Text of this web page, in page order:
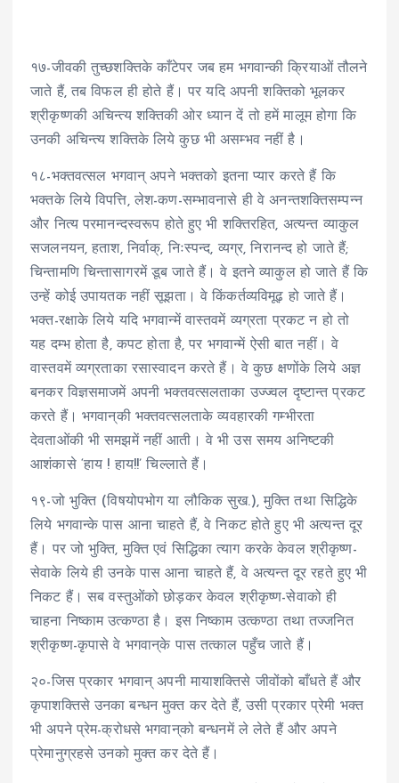
१७-जीवकी तुच्छशक्तिके काँटेपर जब हम भगवान्की क्रियाओं तौलने
जाते हैं, तब विफल ही होते हैं। पर यदि अपनी शक्तिको भूलकर
श्रीकृष्णकी अचिन्त्य शक्तिकी ओर ध्यान दें तो हमें मालूम होगा कि
उनकी अचिन्त्य शक्तिके लिये कुछ भी असम्भव नहीं है।
१८-भक्तवत्सल भगवान् अपने भक्तको इतना प्यार करते हैं कि
भक्तके लिये विपत्ति, लेश-कण-सम्भावनासे ही वे अनन्तशक्तिसम्पन्न
और नित्य परमानन्दस्वरूप होते हुए भी शक्तिरहित, अत्यन्त व्याकुल
सजलनयन, हताश, निर्वाक्, निःस्पन्द, व्यग्र, निरानन्द हो जाते हैं;
चिन्तामणि चिन्तासागरमें डूब जाते हैं। वे इतने व्याकुल हो जाते हैं कि
उन्हें कोई उपायतक नहीं सूझता। वे किंकर्तव्यविमूढ़ हो जाते हैं।
भक्त-रक्षाके लिये यदि भगवान्में वास्तवमें व्यग्रता प्रकट न हो तो
यह दम्भ होता है, कपट होता है, पर भगवान्में ऐसी बात नहीं। वे
वास्तवमें व्यग्रताका रसास्वादन करते हैं। वे कुछ क्षणोंके लिये अज्ञ
बनकर विज्ञसमाजमें अपनी भक्तवत्सलताका उज्ज्वल दृष्टान्त प्रकट
करते हैं। भगवान्‌की भक्तवत्सलताके व्यवहारकी गम्भीरता
देवताओंकी भी समझमें नहीं आती। वे भी उस समय अनिष्टकी
आशंकासे ‘हाय ! हाय!!’ चिल्लाते हैं।
१९-जो भुक्ति (विषयोपभोग या लौकिक सुख.), मुक्ति तथा सिद्धिके
लिये भगवान्के पास आना चाहते हैं, वे निकट होते हुए भी अत्यन्त दूर
हैं। पर जो भुक्ति, मुक्ति एवं सिद्धिका त्याग करके केवल श्रीकृष्ण-
सेवाके लिये ही उनके पास आना चाहते हैं, वे अत्यन्त दूर रहते हुए भी
निकट हैं। सब वस्तुओंको छोड़कर केवल श्रीकृष्ण-सेवाको ही
चाहना निष्काम उत्कण्ठा है। इस निष्काम उत्कण्ठा तथा तज्जनित
श्रीकृष्ण-कृपासे वे भगवान्‌के पास तत्काल पहुँच जाते हैं।
२०-जिस प्रकार भगवान् अपनी मायाशक्तिसे जीवोंको बाँधते हैं और
कृपाशक्तिसे उनका बन्धन मुक्त कर देते हैं, उसी प्रकार प्रेमी भक्त
भी अपने प्रेम-क्रोधसे भगवान्‌को बन्धनमें ले लेते हैं और अपने
प्रेमानुग्रहसे उनको मुक्त कर देते हैं।